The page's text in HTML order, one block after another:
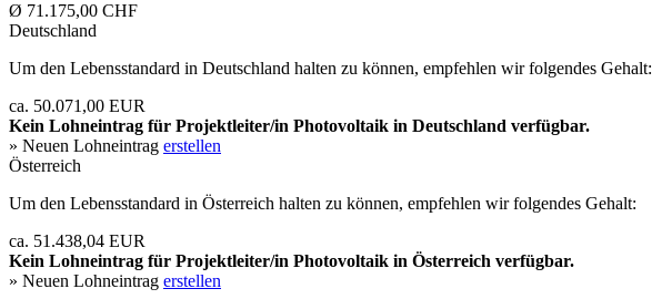
Ø 71.175,00 CHF
Deutschland
Um den Lebensstandard in Deutschland halten zu können, empfehlen wir folgendes Gehalt:
ca. 50.071,00 EUR
Kein Lohneintrag für Projektleiter/in Photovoltaik in Deutschland verfügbar.
» Neuen Lohneintrag erstellen
Österreich
Um den Lebensstandard in Österreich halten zu können, empfehlen wir folgendes Gehalt:
ca. 51.438,04 EUR
Kein Lohneintrag für Projektleiter/in Photovoltaik in Österreich verfügbar.
» Neuen Lohneintrag erstellen